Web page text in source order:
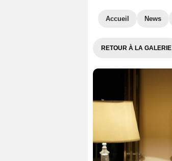
Accueil News
RETOUR À LA GALERIE